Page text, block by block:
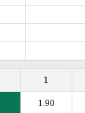
1
1.90